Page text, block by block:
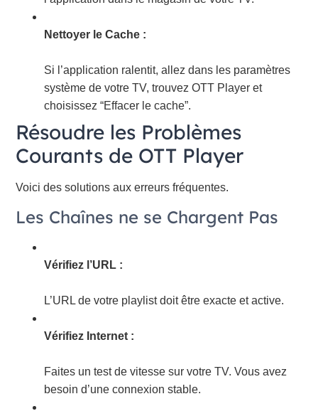
Nettoyer le Cache :
Si l’application ralentit, allez dans les paramètres
système de votre TV, trouvez OTT Player et
choisissez “Effacer le cache”.
Résoudre les Problèmes
Courants de OTT Player
Voici des solutions aux erreurs fréquentes.
Les Chaînes ne se Chargent Pas
Vérifiez l’URL :
L’URL de votre playlist doit être exacte et active.
Vérifiez Internet :
Faites un test de vitesse sur votre TV. Vous avez
besoin d’une connexion stable.